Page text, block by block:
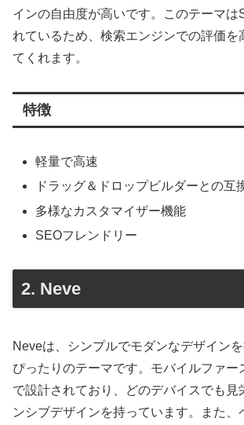
インの自由度が高いです。このテーマは
れているため、検索エンジンでの評価を
てくれます。
特徴
軽量で高速
ドラッグ＆ドロップビルダーとの互
多様なカスタマイザー機能
SEOフレンドリー
2. Neve
Neveは、シンプルでモダンなデザイン
ぴったりのテーマです。モバイルファー
で設計されており、どのデバイスでも見
ンシブデザインを持っています。また、